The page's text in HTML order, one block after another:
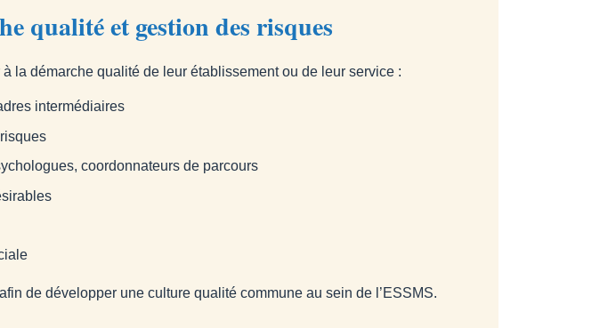
qualité et gestion des risques
la démarche qualité de leur établissement ou de leur service :
intermédiaires
coordonnateurs de parcours
de développer une culture qualité commune au sein de l’ESSMS.